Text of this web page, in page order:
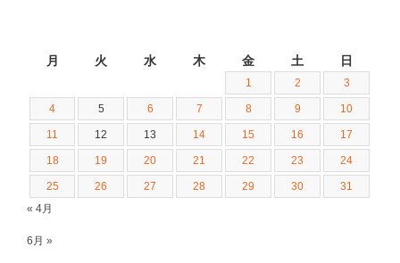
月 火 水 木 金 土 日
1 2 3
4 5 6 7 8 9 10
11 12 13 14 15 16 17
18 19 20 21 22 23 24
25 26 27 28 29 30
31
« 4月
6月 »